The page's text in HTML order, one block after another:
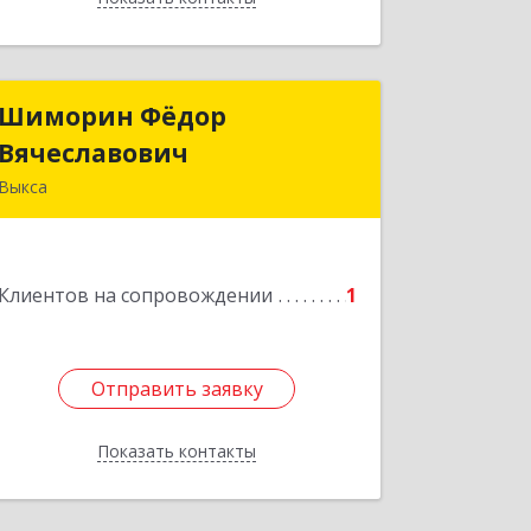
Шиморин Фёдор
Вячеславович
Выкса
Клиентов на сопровождении 1
Отправить заявку
Показать контакты
Шиморин Фёдор
Вячеславович
Отправить заявку
Назад